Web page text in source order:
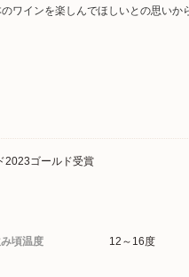
ワインを楽しんでほしいとの思いか
2023ゴールド受賞
頃温度 12～16度